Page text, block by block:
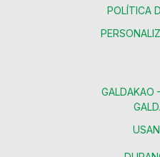
POLÍTICA
GALDAKAO